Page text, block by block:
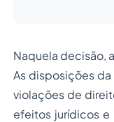
Naquela decisão,
As disposições
violações de
efeitos jurídicos